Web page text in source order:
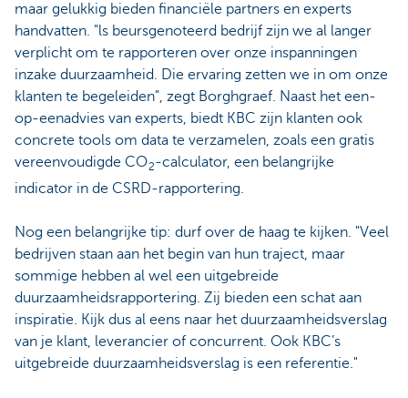
maar gelukkig bieden financiële partners en experts
handvatten. "ls beursgenoteerd bedrijf zijn we al langer
verplicht om te rapporteren over onze inspanningen
inzake duurzaamheid. Die ervaring zetten we in om onze
klanten te begeleiden", zegt Borghgraef. Naast het een-
op-eenadvies van experts, biedt KBC zijn klanten ook
concrete tools om data te verzamelen, zoals een gratis
vereenvoudigde CO2-calculator, een belangrijke
indicator in de CSRD-rapportering.
Nog een belangrijke tip: durf over de haag te kijken. "Veel
bedrijven staan aan het begin van hun traject, maar
sommige hebben al wel een uitgebreide
duurzaamheidsrapportering. Zij bieden een schat aan
inspiratie. Kijk dus al eens naar het duurzaamheidsverslag
van je klant, leverancier of concurrent. Ook KBC’s
uitgebreide duurzaamheidsverslag is een referentie."